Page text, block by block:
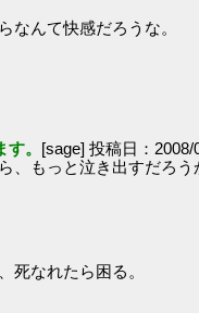
なんて快感だろうな。
。 [sage] 投稿日：
もっと泣き出すだろう
死なれたら困る。